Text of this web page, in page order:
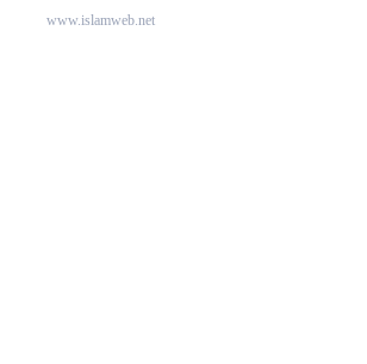
www.islamweb.net